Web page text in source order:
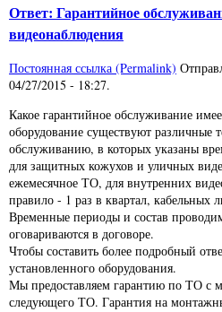
Ответ: Гарантийное
видеонаблюдения
Постоянная ссылка (Permalink)
04/27/2015 - 18:27.
Какое гарантийное обслуживание
оборудование существуют различные
обслуживанию, в которых указаны
для защитных кожухов и уличных
ежемесячное ТО, для внутренних
правило - 1 раз в квартал, кабельных
Временные периоды и состав
оговариваются в договоре.
Чтобы составить более подробный
установленного оборудования.
Мы предоставляем гарантию по ТО с
следующего ТО. Гарантия на